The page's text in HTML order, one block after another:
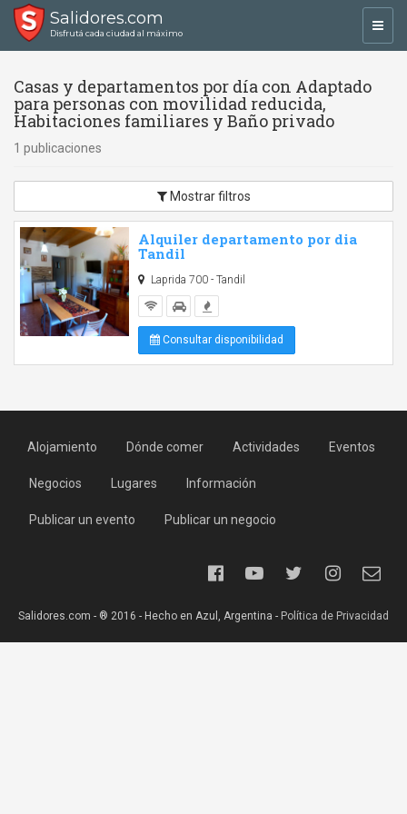
Salidores.com
Disfrutá cada ciudad al máximo
Casas y departamentos por día con Adaptado
para personas con movilidad reducida,
Habitaciones familiares y Baño privado
1 publicaciones
Mostrar filtros
Alquiler departamento por dia
Tandil
Laprida 700 - Tandil
Consultar disponibilidad
Alojamiento Dónde comer Actividades Eventos
Negocios Lugares Información
Publicar un evento Publicar un negocio
Salidores.com - ® 2016 - Hecho en Azul, Argentina - Política de Privacidad